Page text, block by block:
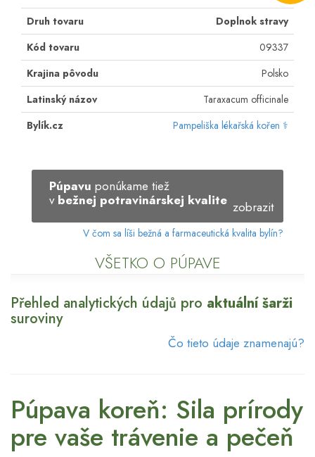
Druh tovaru
Doplnok stravy
Kód tovaru
09337
Krajina pôvodu
Polsko
Latinský názov
Taraxacum officinale
Bylík.cz
Pampeliška lékařská kořen ⚕
Púpavu ponúkame tiež
v bežnej potravinárskej kvalite zobrazit
V čom sa líši bežná a farmaceutická kvalita bylín?
VŠETKO O PÚPAVE
Přehled analytických údajů pro aktuální šarži
suroviny
Čo tieto údaje znamenajú?
Púpava koreň: Sila prírody
pre vaše trávenie a pečeň